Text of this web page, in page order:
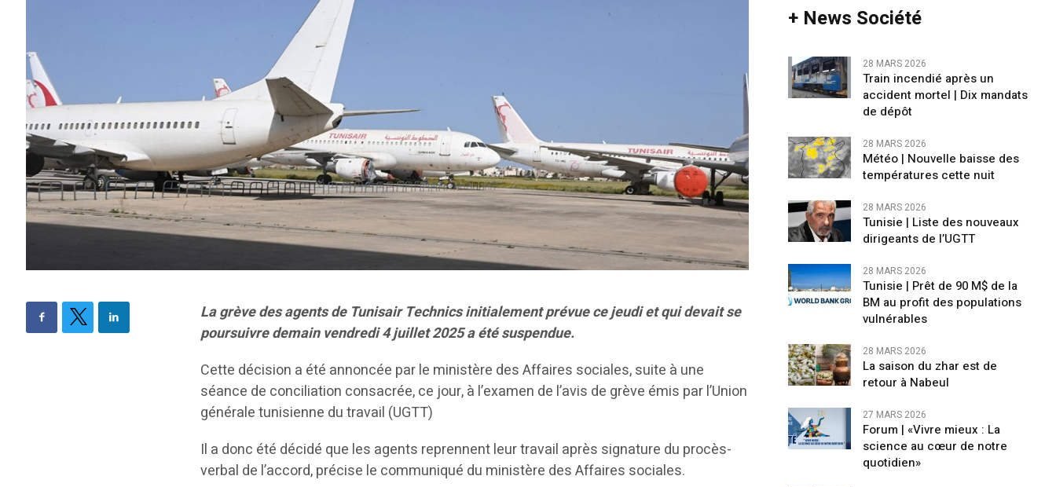
La grève des agents de Tunisair Technics initialement prévue ce jeudi et qui devait se
poursuivre demain vendredi 4 juillet 2025 a été suspendue.
Cette décision a été annoncée par le ministère des Affaires sociales, suite à une
séance de conciliation consacrée, ce jour, à l’examen de l’avis de grève émis par l’Union
générale tunisienne du travail (UGTT)
Il a donc été décidé que les agents reprennent leur travail après signature du procès-
verbal de l’accord, précise le communiqué du ministère des Affaires sociales.
+ News Société
28 MARS 2026
Train incendié après un
accident mortel | Dix mandats
de dépôt
28 MARS 2026
Météo | Nouvelle baisse des
températures cette nuit
28 MARS 2026
Tunisie | Liste des nouveaux
dirigeants de l’UGTT
28 MARS 2026
Tunisie | Prêt de 90 M$ de la
BM au profit des populations
vulnérables
28 MARS 2026
La saison du zhar est de
retour à Nabeul
27 MARS 2026
Forum | «Vivre mieux : La
science au cœur de notre
quotidien»